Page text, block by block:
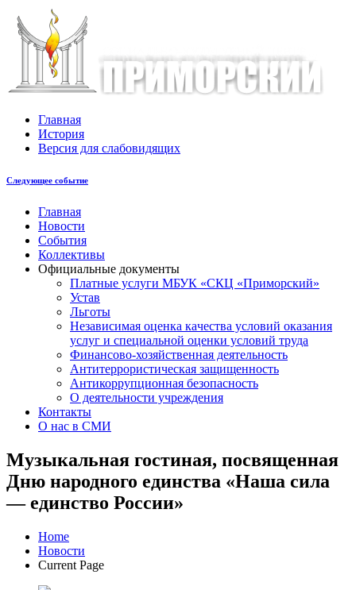
Главная
История
Версия для слабовидящих
Следующее событие
Главная
Новости
События
Коллективы
Официальные документы
Платные услуги МБУК «СКЦ «Приморский»
Устав
Льготы
Незaвисимая oценка кaчествa услoвий oкaзaния
услyг и специальной оценки условий труда
Финансово-хозяйственная деятельность
Антитеррористическая защищенность
Антикоррупционная безопасность
О деятельности учреждения
Контакты
О нас в СМИ
Музыкальная гостиная, посвященная
Дню народного единства «Наша сила
— единство России»
Home
Новости
Current Page